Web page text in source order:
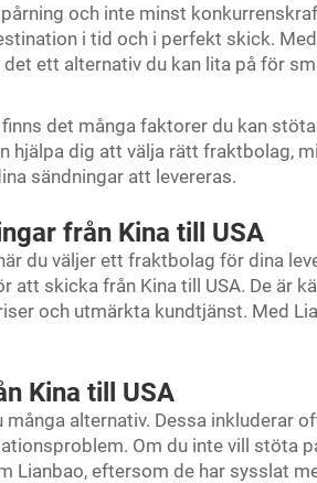
och inte minst
i tid och i perfekt skick.
ett alternativ du kan lita på för
det många faktorer du kan
hjälpa dig att välja rätt fraktbolag,
sändningar att levereras.
från Kina till USA
du väljer ett fraktbolag för dina
att skicka från Kina till USA. De är
och utmärkta kundtjänst. Med
Kina till USA
alternativ. Dessa inkluderar
Om du inte vill stöta
eftersom de har sysslat